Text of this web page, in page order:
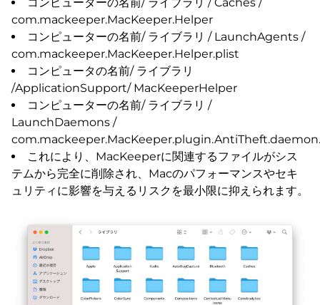
com.mackeeper.MacKeeper.Helper
コンピューターの名前/ ライブラリ / LaunchAgents /
com.mackeeper.MacKeeper.Helper.plist
コンピュータの名前/ ライブラリ
/ApplicationSupport/ MacKeeperHelper
コンピューターの名前/ ライブラリ /
LaunchDaemons /
これにより、MacKeeperに関連するファイルがシス
テムから完全に削除され、Macのパフォーマンスやセキ
ュリティに影響を与えるリスクを最小限に抑えられます。